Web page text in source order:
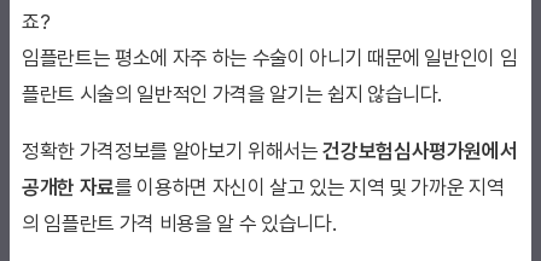
죠?
임플란트는 평소에 자주 하는 수술이 아니기 때문에 일반인이 임
플란트 시술의 일반적인 가격을 알기는 쉽지 않습니다.
정확한 가격정보를 알아보기 위해서는건강보험심사평가원에서
공개한 자료를 이용하면 자신이 살고 있는 지역 및 가까운 지역
의 임플란트 가격 비용을 알 수 있습니다.